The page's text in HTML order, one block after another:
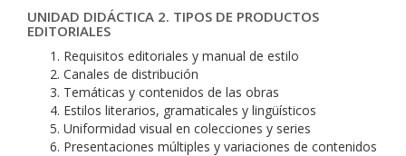
UNIDAD DIDÁCTICA 2. TIPOS DE PRODUCTOS
EDITORIALES
Requisitos editoriales y manual de estilo
Canales de distribución
Temáticas y contenidos de las obras
Estilos literarios, gramaticales y lingüísticos
Uniformidad visual en colecciones y series
Presentaciones múltiples y variaciones de contenidos